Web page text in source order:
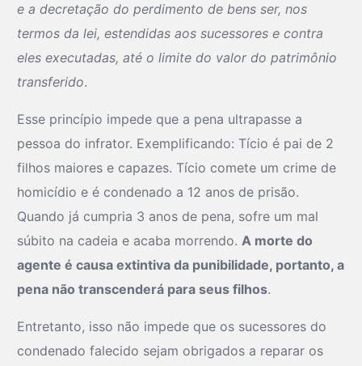
e a decretação do perdimento de bens ser, nos
termos da lei, estendidas aos sucessores e contra
eles executadas, até o limite do valor do patrimônio
transferido.
Esse princípio impede que a pena ultrapasse a
pessoa do infrator. Exemplificando: Tício é pai de 2
filhos maiores e capazes. Tício comete um crime de
homicídio e é condenado a 12 anos de prisão.
Quando já cumpria 3 anos de pena, sofre um mal
súbito na cadeia e acaba morrendo.A morte do
agente é causa extintiva da punibilidade, portanto, a
pena não transcenderá para seus filhos.
Entretanto, isso não impede que os sucessores do
condenado falecido sejam obrigados a reparar os